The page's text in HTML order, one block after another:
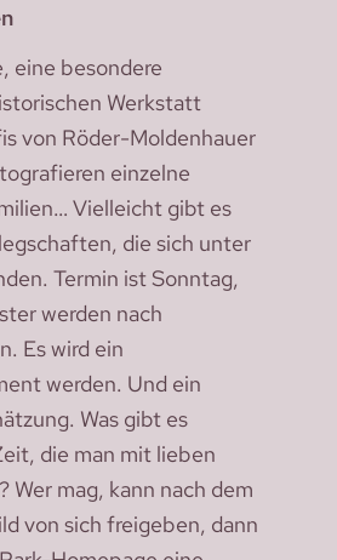
eine besondere
Werkstatt
von Röder-Moldenhauer
einzelne
Vielleicht gibt es
die sich unter
Termin ist Sonntag,
werden nach
Es wird ein
werden. Und ein
Was gibt es
die man mit lieben
Wer mag, kann nach dem
von sich freigeben, dann